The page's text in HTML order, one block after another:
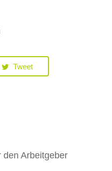
Tweet
den Arbeitgeber